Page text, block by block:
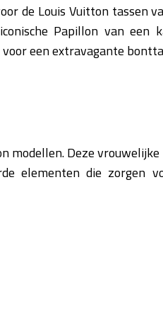
de Louis Vuitton tassen
Papillon van een
een extravagante
modellen. Deze
elementen die zorgen